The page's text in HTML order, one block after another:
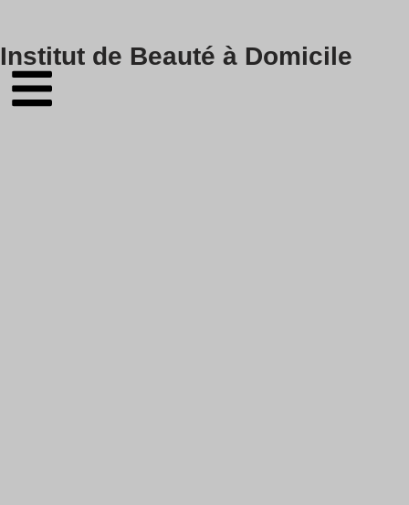
Skip
to
content
Institut de Beauté à Domicile